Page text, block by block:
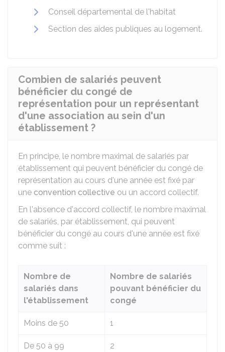
Conseil départemental de l'habitat
Section des aides publiques au logement.
Combien de salariés peuvent
bénéficier du congé de
représentation pour un représentant
d'une association au sein d'un
établissement ?
En principe, le nombre maximal de salariés par
établissement qui peuvent bénéficier du congé de
représentation au cours d'une année est fixé par
une convention collective ou un accord collectif.
En l'absence d'accord collectif, le nombre maximal
de salariés, par établissement, qui peuvent
bénéficier du congé au cours d'une année est fixé
comme suit :
Nombre de
salariés dans
l'établissement
Nombre de salariés
pouvant bénéficier du
congé
Moins de 50 1
De 50 à 99 2